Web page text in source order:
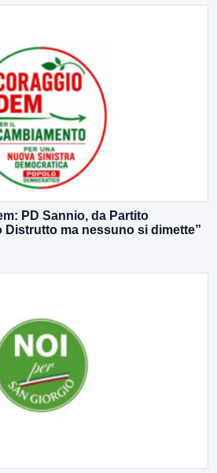
PD Sannio, da Partito
Distrutto ma nessuno si dimette”